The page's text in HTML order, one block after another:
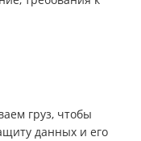
груз, чтобы
данных и его